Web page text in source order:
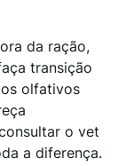
da ração,
transição
olfativos
o vet
a diferença.